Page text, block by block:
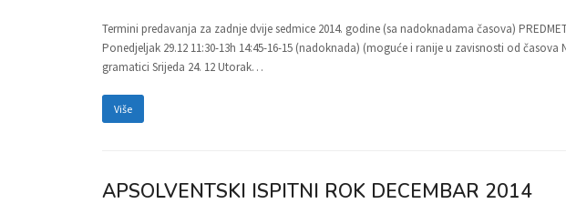
Termini predavanja za zadnje dvije sedmice 2014. godine (sa nadoknadama časova)
Ponedjeljak 29.12 11:30-13h 14:45-16-15 (nadoknada) (moguće i ranije u zavisnosti od
gramatici Srijeda 24. 12 Utorak…
Više
APSOLVENTSKI ISPITNI ROK DECEMBAR 2014